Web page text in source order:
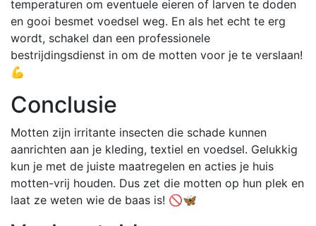
temperaturen om eventuele eieren of larven te doden
en gooi besmet voedsel weg. En als het echt te erg
wordt, schakel dan een professionele
bestrijdingsdienst in om de motten voor je te verslaan!
💪
Conclusie
Motten zijn irritante insecten die schade kunnen
aanrichten aan je kleding, textiel en voedsel. Gelukkig
kun je met de juiste maatregelen en acties je huis
motten-vrij houden. Dus zet die motten op hun plek en
laat ze weten wie de baas is! 🚫🦋